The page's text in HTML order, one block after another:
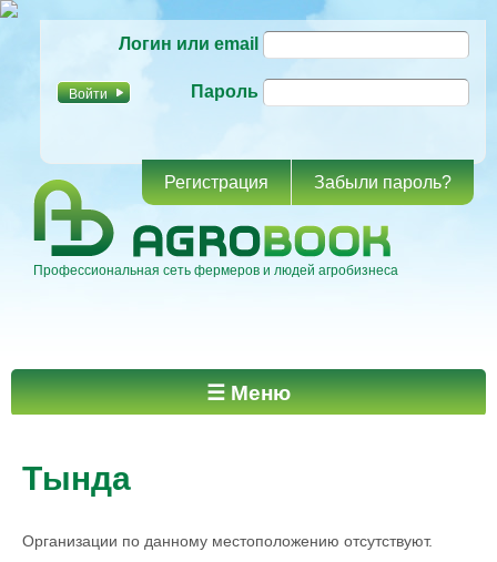
основному
Логин или email
Пароль
Регистрация Забыли пароль?
Профессиональная сеть фермеров и людей агробизнеса
Главное меню ☰ Меню
Тында
Организации по данному местоположению отсутствуют.